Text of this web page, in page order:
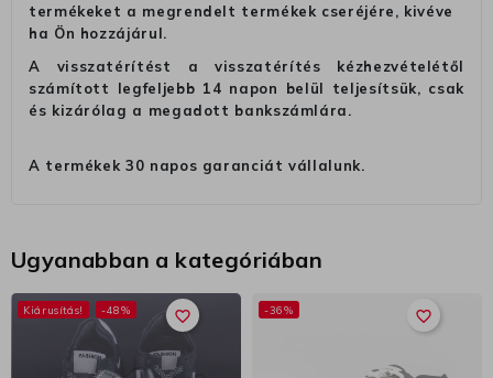
termékeket a megrendelt termékek cseréjére, kivéve
ha Ön hozzájárul.
A visszatérítést a visszatérítés kézhezvételétől
számított legfeljebb 14 napon belül teljesítsük, csak
és kizárólag a megadott bankszámlára.
A termékek 30 napos garanciát vállalunk.
Ugyanabban a kategóriában
favorite_border
Kiárusítás! -48% favorite_border
-36%